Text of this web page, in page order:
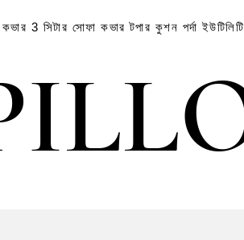
3 সিটার সোফা কভার টপার কুশন পর্দা